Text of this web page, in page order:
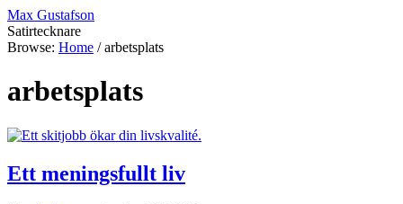
Max Gustafson
Satirtecknare
Browse: Home / arbetsplats
arbetsplats
Ett meningsfullt liv